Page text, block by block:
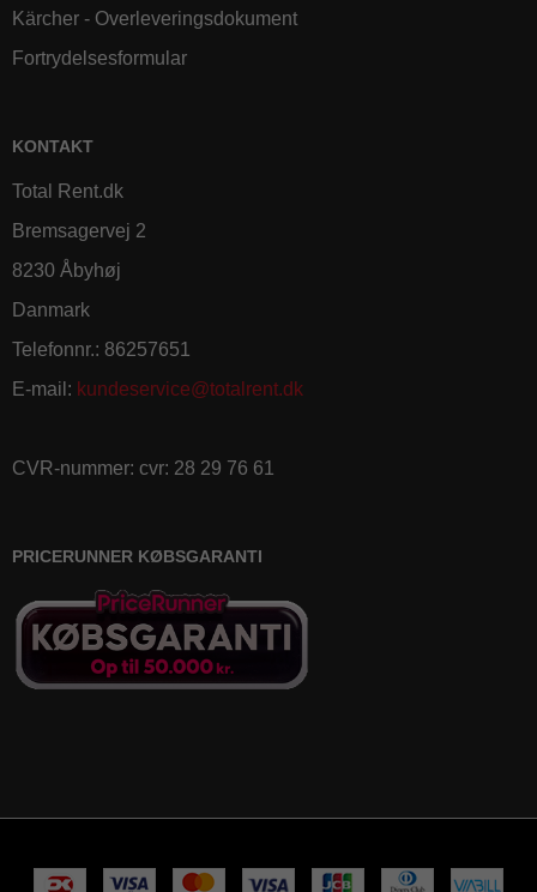
Kärcher - Overleveringsdokument
Fortrydelsesformular
KONTAKT
Total Rent.dk
Bremsagervej 2
8230 Åbyhøj
Danmark
Telefonnr.: 86257651
E-mail : kundeservice@totalrent.dk
CVR-nummer: cvr: 28 29 76 61
PRICERUNNER KØBSGARANTI